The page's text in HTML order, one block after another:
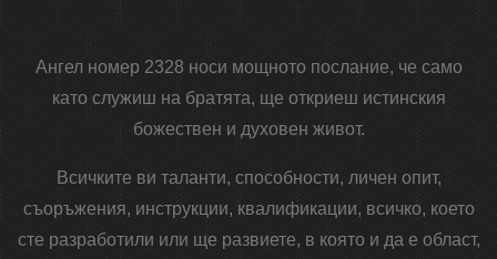
Ангел номер 2328 носи мощното послание, че само
като служиш на братята, ще откриеш истинския
божествен и духовен живот.
Всичките ви таланти, способности, личен опит,
съоръжения, инструкции, квалификации, всичко, което
сте разработили или ще развиете, в която и да е област,